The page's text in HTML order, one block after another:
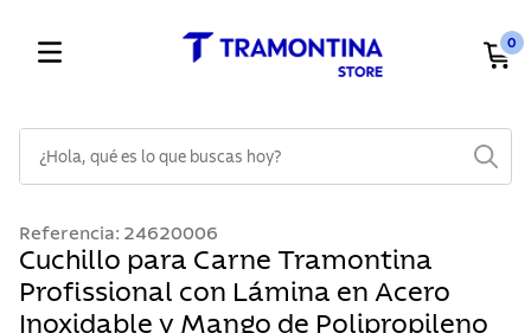
0
Referencia: 24620006
Cuchillo para Carne Tramontina
Profissional con Lámina en Acero
Inoxidable y Mango de Polipropileno
1 .
cuchillos
2.
cubiertos